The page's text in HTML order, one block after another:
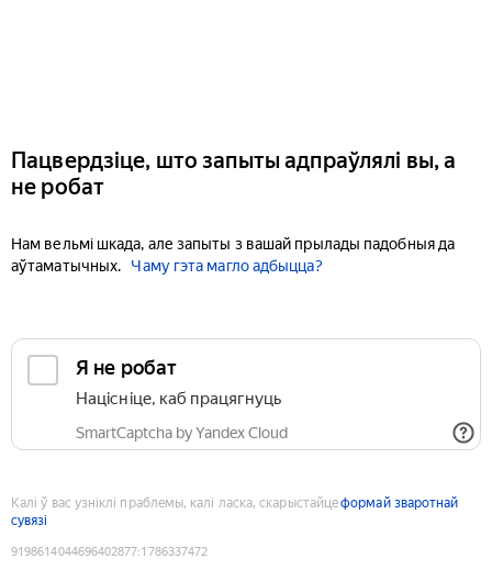
Пацвердзіце, што запыты адпраўлялі вы, а
не робат
Нам вельмі шкада, але запыты з вашай прылады падобныя да
аўтаматычных.
Чаму гэта магло адбыцца?
Я не робат
Націсніце, каб працягнуць
SmartCaptcha by Yandex Cloud
Калі ў вас узніклі праблемы, калі ласка, скарыстайцеформай зваротнай
сувязі
9198614044696402877:1786337472